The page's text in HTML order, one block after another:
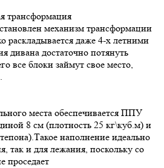
трансформация
механизм трансформации
раскладывается даже 4-х летними
дивана достаточно потянуть
все блоки займут свое место,
места обеспечивается ППУ
8 см (плотность 25 кг\куб.м) и
наполнение идеально
так и для лежания, поскольку со
проседает